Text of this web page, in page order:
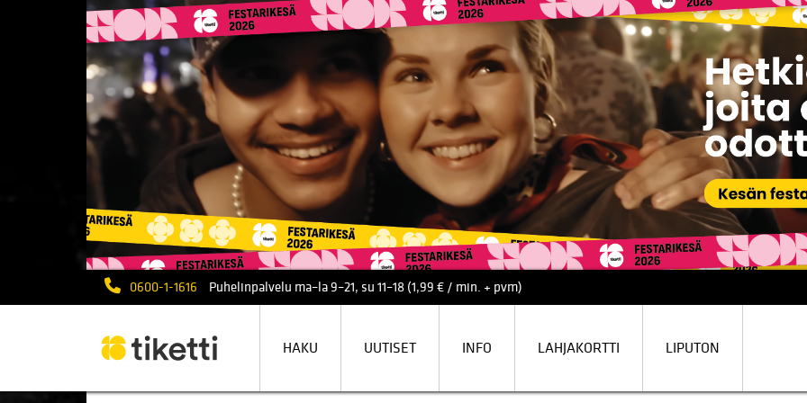
0600-1-1616 Puhelinpalvelu ma–la 9–21, su 11–18 (1,99 € / min. + pvm)
HAKU UUTISET INFO LAHJAKORTTI LIPUTON